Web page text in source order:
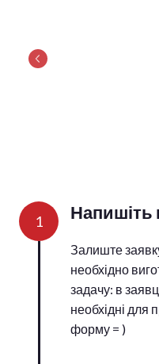
1 Напишіть
Залиште
необхідно
задачу: в
необхідні для
форму = )